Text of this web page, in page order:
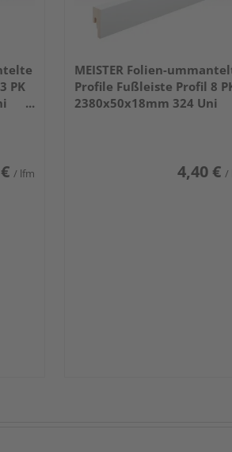
PK
/ lfm
MEISTER Folien-
Profile Fußleiste Profil 8
2380x50x18mm 324 Uni
4,40 € /